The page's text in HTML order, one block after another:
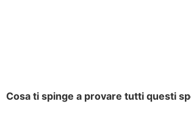
Cosa ti spinge a provare tutti questi